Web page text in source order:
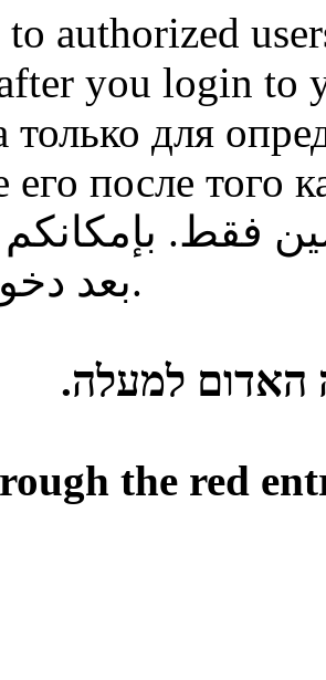
authorized
you login to
только для
его после того
فقط.
بعد دخول الى ال.
האדום למעלה.
the red